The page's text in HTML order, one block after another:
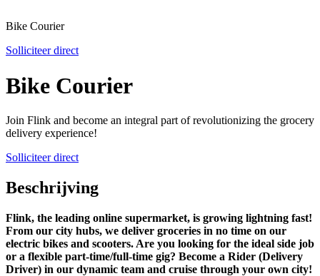
Bike Courier
Solliciteer direct
Bike Courier
Join Flink and become an integral part of revolutionizing the grocery
delivery experience!
Solliciteer direct
Beschrijving
Flink, the leading online supermarket, is growing lightning fast!
From our city hubs, we deliver groceries in no time on our
electric bikes and scooters. Are you looking for the ideal side job
or a flexible part-time/full-time gig? Become a Rider (Delivery
Driver) in our dynamic team and cruise through your own city!